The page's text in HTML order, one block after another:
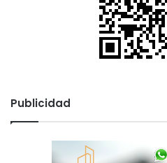
Publicidad